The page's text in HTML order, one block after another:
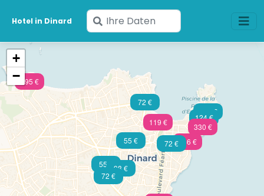
Hotel in Dinard
Geben
Sie
Daten
ein
346 €
195 €
119 €
330 €
72 €
103 €
72 €
55 €
72 €
98 €
55 €
124 €
+
−